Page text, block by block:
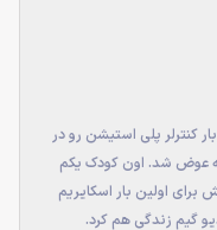
برای اولین بار کنترلر پلی استیشن رو در
عوض شد. اون کودک یکم
اولین بار اسکایریم
گیم زندگی هم کرد.